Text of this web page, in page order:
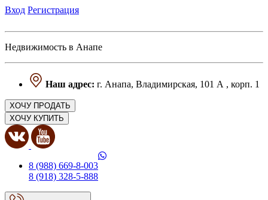
Вход Регистрация
Недвижимость в Анапе
Наш адрес: г. Анапа, Владимирская, 101 А , корп. 1
ХОЧУ ПРОДАТЬ
ХОЧУ КУПИТЬ
8 (988) 669-8-003
8 (918) 328-5-888